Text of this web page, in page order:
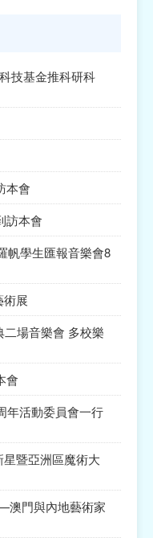
技基金推科研科
本會
訪本會
帆學生匯報音樂會8
術展
二場音樂會 多校樂
會
年活動委員會一行
星暨亞洲區魔術大
澳門與內地藝術家